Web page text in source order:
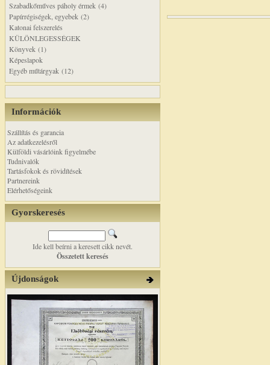
Szabadkőműves páholy érmek (4)
Papírrégiségek, egyebek (2)
Katonai felszerelés
KÜLÖNLEGESSÉGEK
Könyvek (1)
Képeslapok
Egyéb műtárgyak (12)
Információk
Szállítás és garancia
Az adatkezelésről
Külföldi vásárlóink figyelmébe
Tudnivalók
Tartásfokok és rövidítések
Partnereink
Elérhetőségeink
Gyorskeresés
Ide kell beírni a keresett cikk nevét.
Összetett keresés
Újdonságok